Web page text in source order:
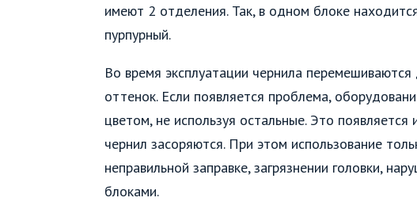
имеют 2 отделения. Так, в одном блоке
пурпурный.
Во время эксплуатации чернила
оттенок. Если появляется проблема,
цветом, не используя остальные. Это
чернил засоряются. При этом использование
неправильной заправке, загрязнении головки,
блоками.